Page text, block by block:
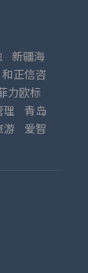
新疆海
和正信咨
力欧标
理
青岛
游
爱智